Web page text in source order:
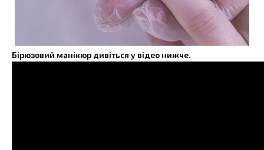
Бірюзовий манікюр дивіться у відео нижче.